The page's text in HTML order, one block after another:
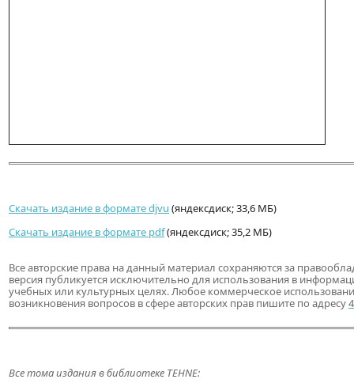
Скачать издание в формате djvu (яндексдиск; 33,6 МБ)
Скачать издание в формате pdf(яндексдиск; 35,2 МБ)
Все авторские права на данный материал сохраняются за
версия публикуется исключительно для использования в
учебных или культурных целях. Любое коммерческое
возникновения вопросов в сфере авторских прав пишите по адресу
Все тома издания в библиотеке TEHNE: